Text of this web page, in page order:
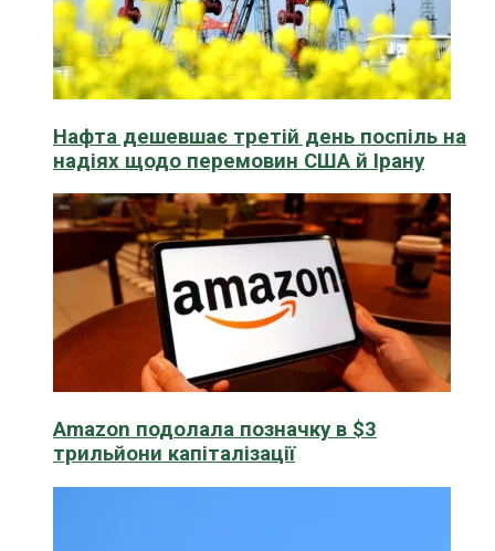
Нафта дешевшає третій день поспіль на
надіях щодо перемовин США й Ірану
Amazon подолала позначку в $3
трильйони капіталізації